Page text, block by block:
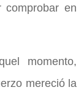
comprobar en
momento,
mereció la